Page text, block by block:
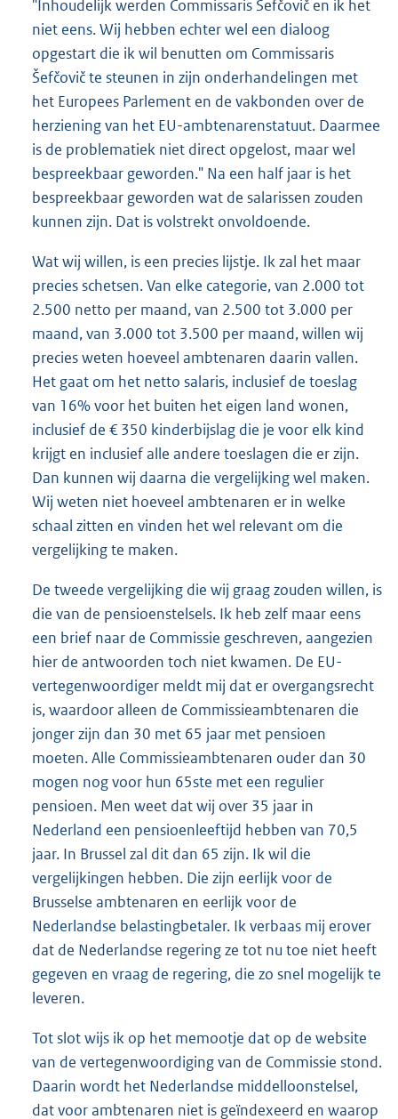
"Inhoudelijk werden Commissaris Šefčovič en ik het
niet eens. Wij hebben echter wel een dialoog
opgestart die ik wil benutten om Commissaris
Šefčovič te steunen in zijn onderhandelingen met
het Europees Parlement en de vakbonden over de
herziening van het EU-ambtenarenstatuut. Daarmee
is de problematiek niet direct opgelost, maar wel
bespreekbaar geworden." Na een half jaar is het
bespreekbaar geworden wat de salarissen zouden
kunnen zijn. Dat is volstrekt onvoldoende.
Wat wij willen, is een precies lijstje. Ik zal het maar
precies schetsen. Van elke categorie, van 2.000 tot
2.500 netto per maand, van 2.500 tot 3.000 per
maand, van 3.000 tot 3.500 per maand, willen wij
precies weten hoeveel ambtenaren daarin vallen.
Het gaat om het netto salaris, inclusief de toeslag
van 16% voor het buiten het eigen land wonen,
inclusief de € 350 kinderbijslag die je voor elk kind
krijgt en inclusief alle andere toeslagen die er zijn.
Dan kunnen wij daarna die vergelijking wel maken.
Wij weten niet hoeveel ambtenaren er in welke
schaal zitten en vinden het wel relevant om die
vergelijking te maken.
De tweede vergelijking die wij graag zouden willen, is
die van de pensioenstelsels. Ik heb zelf maar eens
een brief naar de Commissie geschreven, aangezien
hier de antwoorden toch niet kwamen. De EU-
vertegenwoordiger meldt mij dat er overgangsrecht
is, waardoor alleen de Commissieambtenaren die
jonger zijn dan 30 met 65 jaar met pensioen
moeten. Alle Commissieambtenaren ouder dan 30
mogen nog voor hun 65ste met een regulier
pensioen. Men weet dat wij over 35 jaar in
Nederland een pensioenleeftijd hebben van 70,5
jaar. In Brussel zal dit dan 65 zijn. Ik wil die
vergelijkingen hebben. Die zijn eerlijk voor de
Brusselse ambtenaren en eerlijk voor de
Nederlandse belastingbetaler. Ik verbaas mij erover
dat de Nederlandse regering ze tot nu toe niet heeft
gegeven en vraag de regering, die zo snel mogelijk te
leveren.
Tot slot wijs ik op het memootje dat op de website
van de vertegenwoordiging van de Commissie stond.
Daarin wordt het Nederlandse middelloonstelsel,
dat voor ambtenaren niet is geïndexeerd en waarop